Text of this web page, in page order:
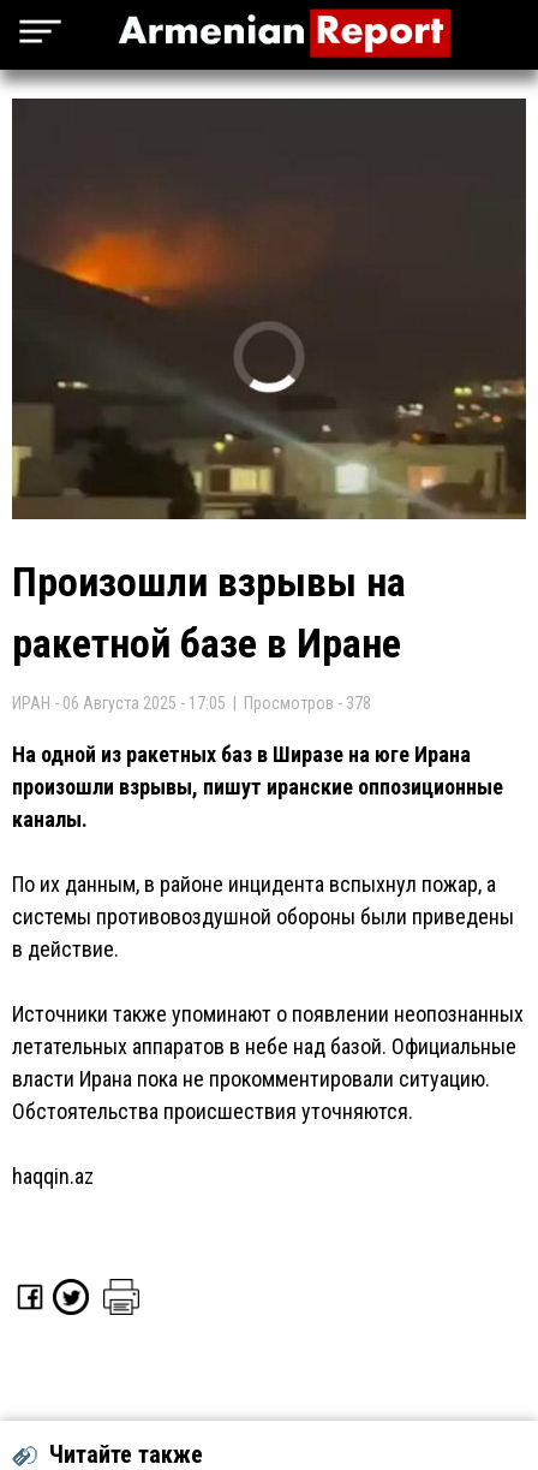
Произошли взрывы на
ракетной базе в Иране
ИРАН - 06 Августа 2025 - 17:05 | Просмотров - 378
На одной из ракетных баз в Ширазе на юге Ирана
произошли взрывы, пишут иранские оппозиционные
каналы.
По их данным, в районе инцидента вспыхнул пожар, а
системы противовоздушной обороны были приведены
в действие.
Источники также упоминают о появлении неопознанных
летательных аппаратов в небе над базой. Официальные
власти Ирана пока не прокомментировали ситуацию.
Обстоятельства происшествия уточняются.
haqqin.az
Читайте также